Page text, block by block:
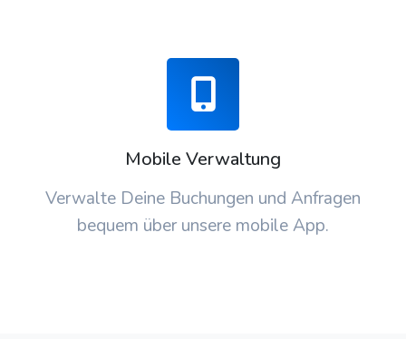
Mobile Verwaltung
Verwalte Deine Buchungen und Anfragen
bequem über unsere mobile App.